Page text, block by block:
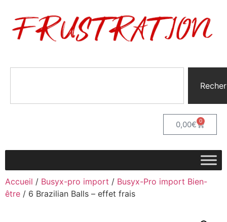
0,00€ 0
Accueil / Busyx-pro import / Busyx-Pro import Bien-
être / 6 Brazilian Balls – effet frais